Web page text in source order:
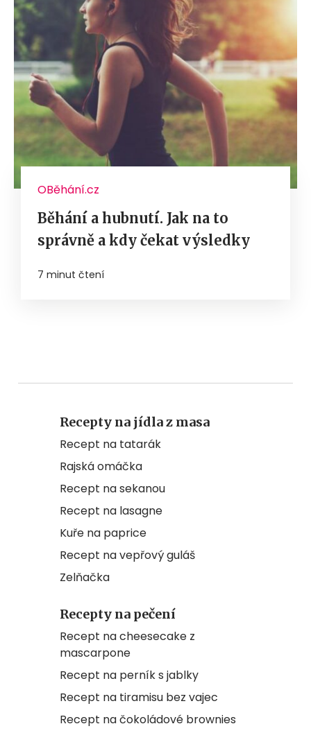
OBěhání.cz
Běhání a hubnutí. Jak na to
správně a kdy čekat výsledky
7 minut čtení
Recepty na jídla z masa
Recept na tatarák
Rajská omáčka
Recept na sekanou
Recept na lasagne
Kuře na paprice
Recept na vepřový guláš
Zelňačka
Recepty na pečení
Recept na cheesecake z
mascarpone
Recept na perník s jablky
Recept na tiramisu bez vajec
Recept na čokoládové brownies